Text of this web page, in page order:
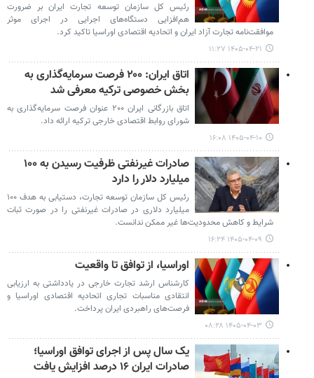
رئیس کل سازمان توسعه تجارت ایران بر ضرورت
هم‌افزایی دستگاه‌های اجرایی در اجرای موثر
موافقت‌نامه تجارت آزاد ایران و اتحادیه اقتصادی اوراسیا تاکید کرد.
۱۴۰۵-۰۴-۲۱ ۱۱:۲۷
اتاق ایران: ۲۰۰ فرصت سرمایه‌گذاری به
بخش خصوصی ترکیه معرفی شد
اتاق بازرگانی ایران ۲۰۰ عنوان فرصت سرمایه‌گذاری به
شورای روابط اقتصادی خارجی ترکیه ارائه داد.
۱۴۰۵-۰۴-۱۰ ۱۶:۰۸
صادرات غیرنفتی ظرفیت رسیدن به ۱۰۰
میلیارد دلار را دارد
رئیس کل سازمان توسعه تجارت، دستیابی به هدف ۱۰۰
میلیارد دلاری در صادرات غیرنفتی را در صورت ثبات
شرایط و کاهش محدودیت‌ها غیر ممکن ندانست.
۱۴۰۵-۰۴-۰۹ ۱۶:۲۴
اوراسیا، از توافق تا واقعیت
کارشناس ارشد تجارت خارجی در یادداشتی به ارزیابی
انتقادی مناسبات تجاری اتحادیه اقتصادی اوراسیا و
فرصت‌های راهبردی ایران پرداخت.
۱۴۰۵-۰۴-۰۳ ۰۸:۲۸
یک سال پس از اجرای توافق اوراسیا؛
صادرات ایران ۱۶ درصد افزایش یافت